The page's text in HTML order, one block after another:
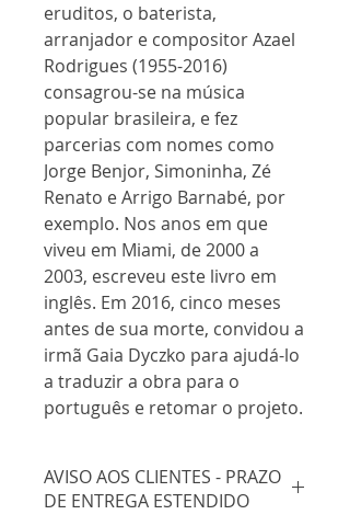
eruditos, o baterista,
arranjador e compositor Azael
Rodrigues (1955-2016)
consagrou-se na música
popular brasileira, e fez
parcerias com nomes como
Jorge Benjor, Simoninha, Zé
Renato e Arrigo Barnabé, por
exemplo. Nos anos em que
viveu em Miami, de 2000 a
2003, escreveu este livro em
inglês. Em 2016, cinco meses
antes de sua morte, convidou a
irmã Gaia Dyczko para ajudá-lo
a traduzir a obra para o
português e retomar o projeto.
AVISO AOS CLIENTES - PRAZO
DE ENTREGA ESTENDIDO